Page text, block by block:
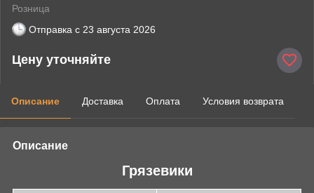
Розница
Отправка с 23 августа 2026
Цену уточняйте
Описание Доставка Оплата Условия возврата
Описание
Грязевики